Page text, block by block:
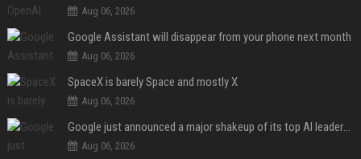
Aug 06, 2026
Google Assistant will disappear from your phone next month
Aug 06, 2026
SpaceX is barely Space and mostly X
Aug 06, 2026
Google just announced a major shakeup of its top AI leadership
Aug 06, 2026